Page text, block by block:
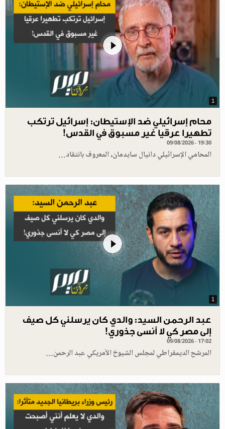
1
محام إسرائيلي ضد الإستيطان: إسرائيل ترتكب
تطهيرا عرقيا غير مسبوق في القدس!
09/08/2026 - 19:30
المحامي الإسرائيلي دانيال سايدمان، المعروف بانتقاد…
1
عبد الرحمن السيد: والدي كان يرسلني كل صيف
إلى مصر كي لا أنسى جذوري!
09/08/2026 - 17:02
المرشح الديمقراطي لمجلس الشيوخ الأمريكي عبد الرحمن…